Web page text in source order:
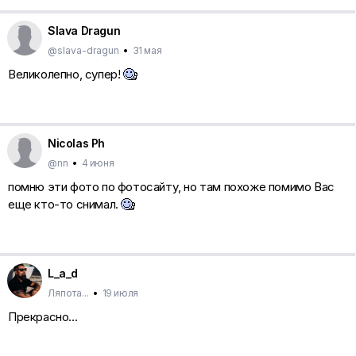
Slava Dragun
@slava-dragun • 31 мая
Великолепно, супер!
Nicolas Ph
@nn • 4 июня
помню эти фото по фотосайту, но там похоже помимо Вас
еще кто-то снимал.
L_a_d
Ляпота... • 19 июля
Прекрасно...